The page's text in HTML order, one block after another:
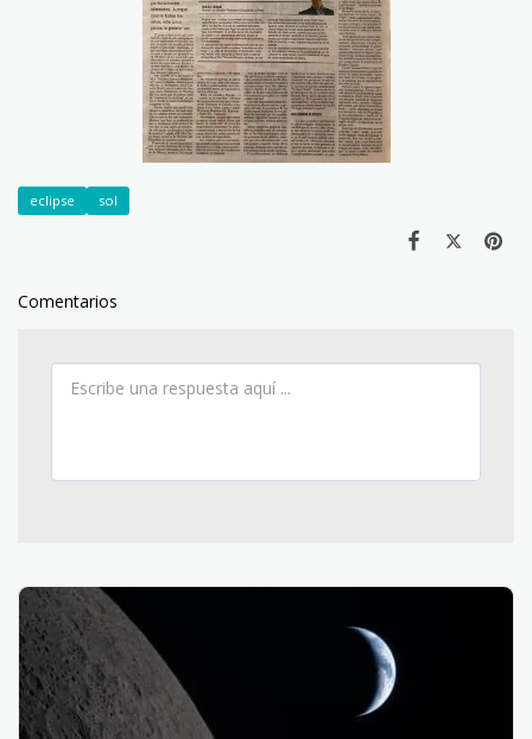
eclipse sol
Comentarios